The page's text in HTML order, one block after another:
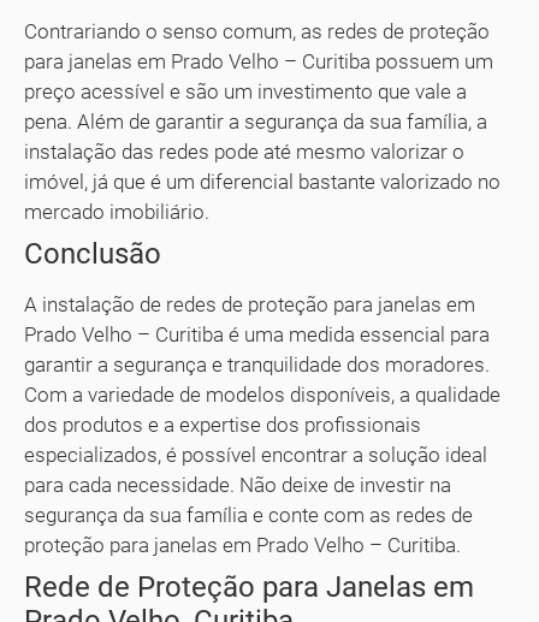
Contrariando o senso comum, as redes de proteção
para janelas em Prado Velho – Curitiba possuem um
preço acessível e são um investimento que vale a
pena. Além de garantir a segurança da sua família, a
instalação das redes pode até mesmo valorizar o
imóvel, já que é um diferencial bastante valorizado no
mercado imobiliário.
Conclusão
A instalação de redes de proteção para janelas em
Prado Velho – Curitiba é uma medida essencial para
garantir a segurança e tranquilidade dos moradores.
Com a variedade de modelos disponíveis, a qualidade
dos produtos e a expertise dos profissionais
especializados, é possível encontrar a solução ideal
para cada necessidade. Não deixe de investir na
segurança da sua família e conte com as redes de
proteção para janelas em Prado Velho – Curitiba.
Rede de Proteção para Janelas em